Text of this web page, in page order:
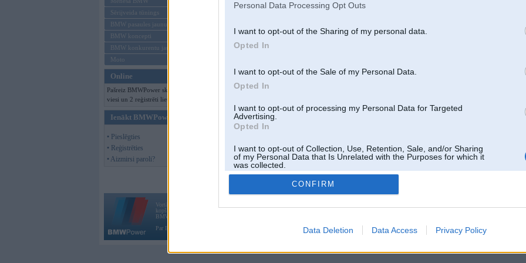
Personal Data Processing Opt Outs
I want to opt-out of the Sharing of my personal data.
Opted In
I want to opt-out of the Sale of my Personal Data.
Opted In
I want to opt-out of processing my Personal Data for Targeted
Advertising.
Opted In
I want to opt-out of Collection, Use, Retention, Sale, and/or Sharing
of my Personal Data that Is Unrelated with the Purposes for which it
was collected.
Opted Out
CONFIRM
Data Deletion Data Access Privacy Policy
Sērijveida tūnings
BMW pasaules jaunumi
BMW koncepti
BMW konkurentu jaunumi
Moto
Online
Pašreiz BMWPower skatās 125
viesi un 2 reģistrēti lietotāji.
Ienākt BMWPower
• Pieslēgties
• Reģistrēties
• Aizmirsi paroli?
Offline
Vortāls BMWPower.lv darbojas
kopš 2002. gada 14. maija. Tas nav auto klubs un nav saistīts ar
BMW AG.
Par BMWPower